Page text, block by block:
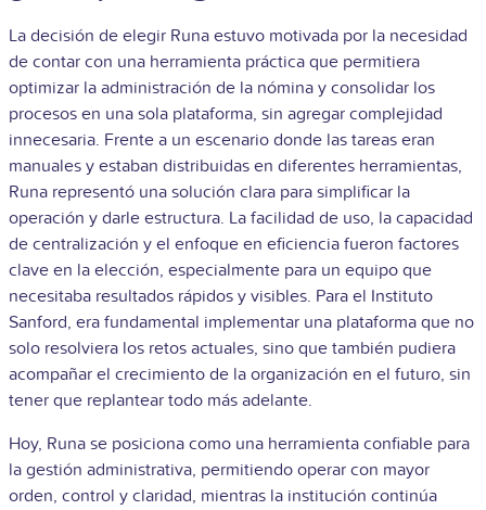
La decisión de elegir Runa estuvo motivada por la necesidad
de contar con una herramienta práctica que permitiera
optimizar la administración de la nómina y consolidar los
procesos en una sola plataforma, sin agregar complejidad
innecesaria. Frente a un escenario donde las tareas eran
manuales y estaban distribuidas en diferentes herramientas,
Runa representó una solución clara para simplificar la
operación y darle estructura. La facilidad de uso, la capacidad
de centralización y el enfoque en eficiencia fueron factores
clave en la elección, especialmente para un equipo que
necesitaba resultados rápidos y visibles. Para el Instituto
Sanford, era fundamental implementar una plataforma que no
solo resolviera los retos actuales, sino que también pudiera
acompañar el crecimiento de la organización en el futuro, sin
tener que replantear todo más adelante.
Hoy, Runa se posiciona como una herramienta confiable para
la gestión administrativa, permitiendo operar con mayor
orden, control y claridad, mientras la institución continúa